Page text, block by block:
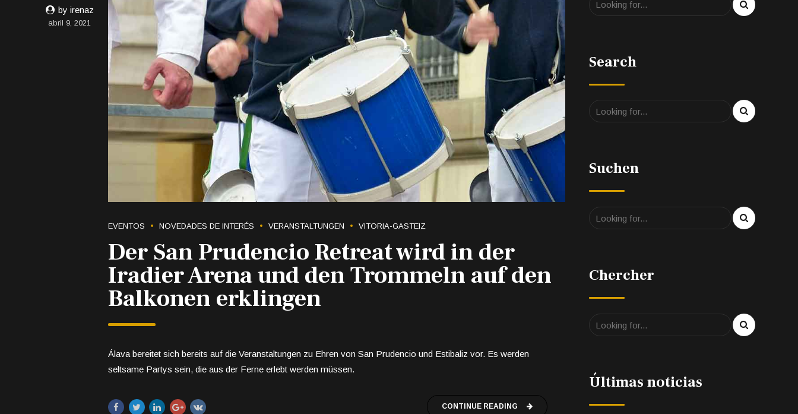
by irenaz
abril 9, 2021
EVENTOS NOVEDADES DE INTERÉS VERANSTALTUNGEN VITORIA-GASTEIZ
Der San Prudencio Retreat wird in der
Iradier Arena und den Trommeln auf den
Balkonen erklingen
Álava bereitet sich bereits auf die Veranstaltungen zu Ehren von San Prudencio und Estibaliz vor. Es werden
seltsame Partys sein, die aus der Ferne erlebt werden müssen.
CONTINUE READING
Search
Suchen
Chercher
Últimas noticias